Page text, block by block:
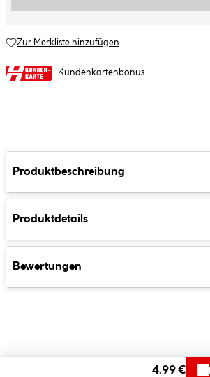
Zur Merkliste hinzufügen
Kundenkartenbonus
Produktbeschreibung
Produktdetails
Bewertungen
4.99 €